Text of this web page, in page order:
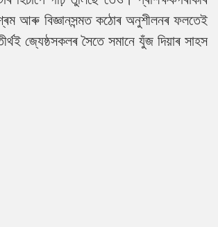
আৰু বিজ্ঞানসন্মত কঠোৰ অনুশীলনৰ ফলতেই
জ্যেষ্ঠসকলৰ সৈতে সমানে যুঁজ দিয়াৰ সাহস